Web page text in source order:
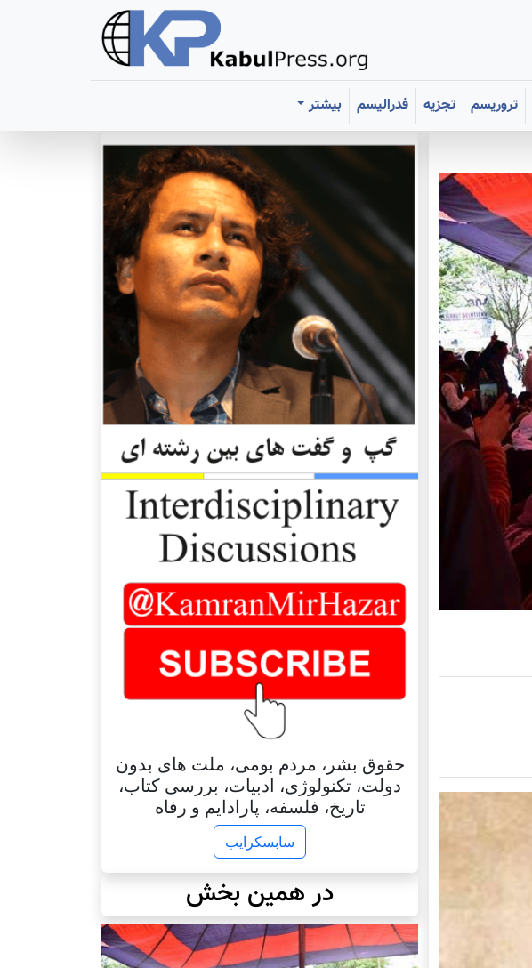
تروریسم تجزیه فدرالیسم
بیشتر
حقوق بشر، مردم بومی، ملت های بدون
دولت، تکنولوژی، ادبیات، بررسی کتاب،
تاریخ، فلسفه، پارادایم و رفاه
سابسکرایب
در همین بخش